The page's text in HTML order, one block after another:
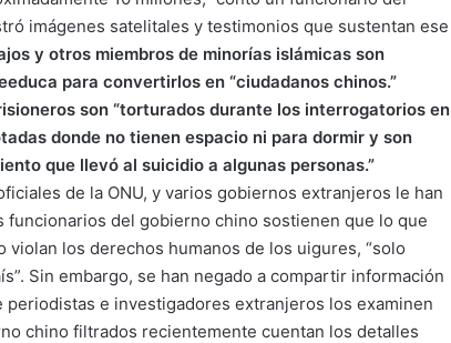
imágenes satelitales y testimonios que sustentan ese
y otros miembros de minorías islámicas son
para convertirlos en “ciudadanos chinos.”
son “torturados durante los interrogatorios en
donde no tienen espacio ni para dormir y son
que llevó al suicidio a algunas personas.”
de la ONU, y varios gobiernos extranjeros le han
del gobierno chino sostienen que lo que
violan los derechos humanos de los uigures, “solo
Sin embargo, se han negado a compartir información
e investigadores extranjeros los examinen
chino filtrados recientemente cuentan los detalles